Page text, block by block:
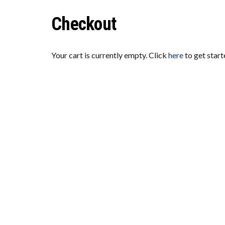
ICH
Checkout
Your cart is currently empty. Click hereto get